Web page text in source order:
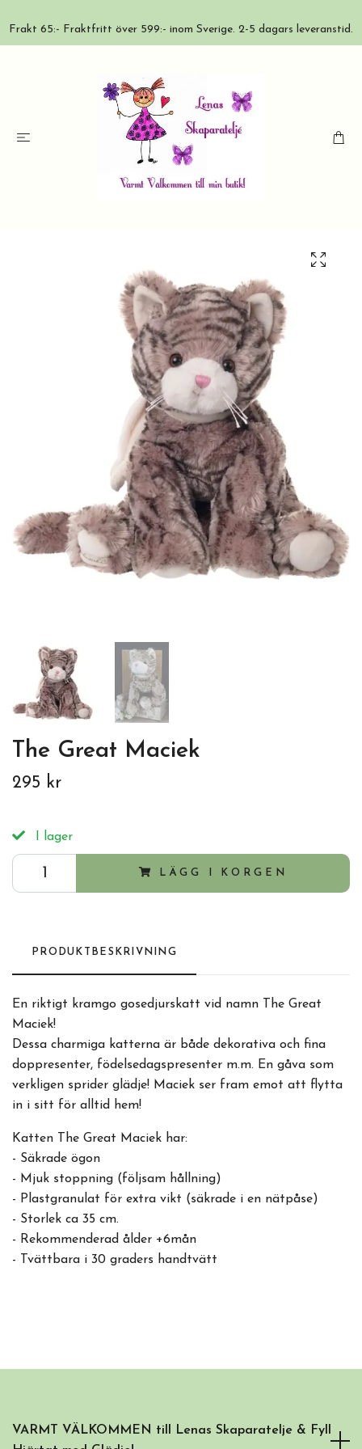
Frakt 65:- Fraktfritt över 599:- inom Sverige. 2-5 dagars leveranstid.
The Great Maciek
295 kr
I lager
LÄGG I KORGEN
PRODUKTBESKRIVNING
En riktigt kramgo gosedjurskatt vid namn The Great
Maciek!
Dessa charmiga katterna är både dekorativa och fina
doppresenter, födelsedagspresenter m.m. En gåva som
verkligen sprider glädje! Maciek ser fram emot att flytta
in i sitt för alltid hem!
Katten The Great Maciek har:
- Säkrade ögon
- Mjuk stoppning (följsam hållning)
- Plastgranulat för extra vikt (säkrade i en nätpåse)
- Storlek ca 35 cm.
- Rekommenderad ålder +6mån
- Tvättbara i 30 graders handtvätt
VARMT VÄLKOMMEN till Lenas Skaparatelje & Fyll